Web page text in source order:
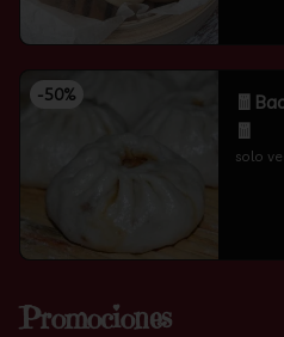
-50%
solo
Promociones